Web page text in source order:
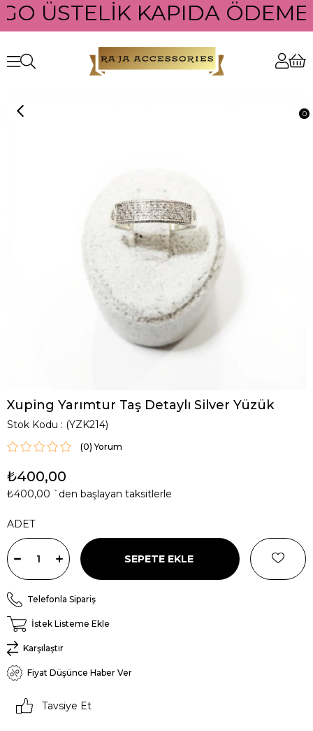
ÜSTELİK KAPIDA ÖDEME
0
Xuping Yarımtur Taş Detaylı Silver Yüzük
Stok Kodu (YZK214)
(0)
₺400,00
₺400,00 `den başlayan taksitlerle
ADET
Telefonla Sipariş
İstek Listeme Ekle
Karşılaştır
Fiyat Düşünce Haber Ver
Tavsiye Et